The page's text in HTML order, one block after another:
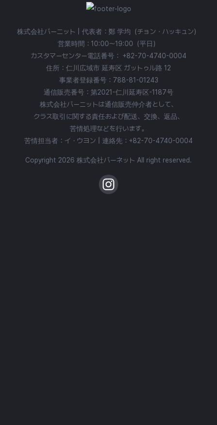
株式会社バーニット | 代表者：鄭 学均（チョン・ハッキュン）
営業時間：10:00〜19:00（平日）
カスタマーセンター電話番号： +82-70-4740-0004
住所：仁川広域市 延寿区 ガットゥル路 12
事業者登録番号：788-81-01243
通信販売番号：第2021-仁川延寿区-1187号
株式会社バーニットは通信販売仲介者として、
クラス取引に関する責任および配送、交換、返品、
苦情処理などを行います。
苦情担当者：イ・ウヨン | 連絡先： +82-70-4740-0004
Copyright 2026 株式会社バーネット All right reserved.